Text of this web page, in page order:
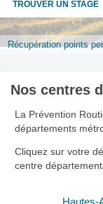
TROUVER UN STAGE
Récupération points
Nos centres
La Prévention
départements
Cliquez sur votre
centre